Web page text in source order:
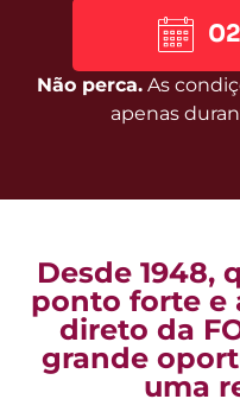
02
Não perca. As
apenas
Desde 1948,
ponto forte e
direto da
grande
uma